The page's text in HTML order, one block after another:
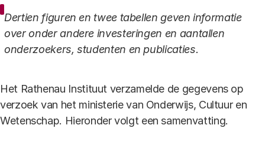
Dertien figuren en twee tabellen geven informatie
over onder andere investeringen en aantallen
onderzoekers, studenten en publicaties.
Het Rathenau Instituut verzamelde de gegevens op
verzoek van het ministerie van Onderwijs, Cultuur en
Wetenschap. Hieronder volgt een samenvatting.